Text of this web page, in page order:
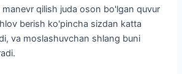
manevr qilish juda oson bo'lgan quvur
berish ko'pincha sizdan katta
va moslashuvchan shlang buni